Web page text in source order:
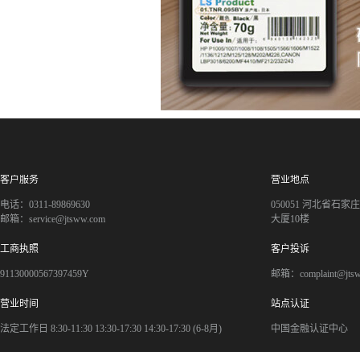
客户服务
电话：0311-89869630
邮箱：service@jtsww.com
营业地点
050051 河北省石家
大厦10楼
工商执照
91130000567397459Y
客户投诉
邮箱：
营业时间
法定工作日 8:30-11:30 13:30-17:30 14:30-17:30 (6-8月)
站点认证
中国金融认证中心